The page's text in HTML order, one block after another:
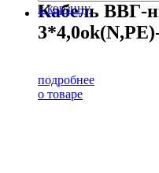
в корзину
Кабель ВВГ-
подробнее
о товаре